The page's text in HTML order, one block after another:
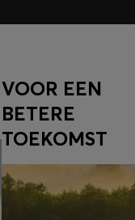
VOOR EEN
BETERE
TOEKOMST